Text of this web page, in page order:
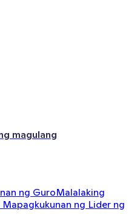
magulang
ng GuroMalalaking
Mapagkukunan ng Lider ng